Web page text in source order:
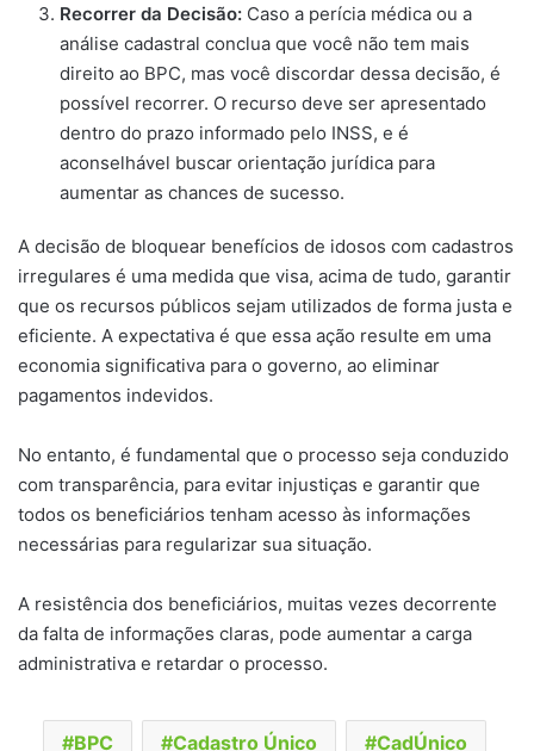
Recorrer da Decisão: Caso a perícia médica ou a
análise cadastral conclua que você não tem mais
direito ao BPC, mas você discordar dessa decisão, é
possível recorrer. O recurso deve ser apresentado
dentro do prazo informado pelo INSS, e é
aconselhável buscar orientação jurídica para
aumentar as chances de sucesso.
A decisão de bloquear benefícios de idosos com cadastros
irregulares é uma medida que visa, acima de tudo, garantir
que os recursos públicos sejam utilizados de forma justa e
eficiente. A expectativa é que essa ação resulte em uma
economia significativa para o governo, ao eliminar
pagamentos indevidos.
No entanto, é fundamental que o processo seja conduzido
com transparência, para evitar injustiças e garantir que
todos os beneficiários tenham acesso às informações
necessárias para regularizar sua situação.
A resistência dos beneficiários, muitas vezes decorrente
da falta de informações claras, pode aumentar a carga
administrativa e retardar o processo.
BPC Cadastro Único CadÚnico